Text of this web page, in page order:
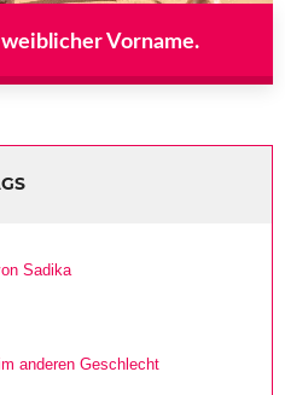
Vorname.
Sadika
anderen Geschlecht